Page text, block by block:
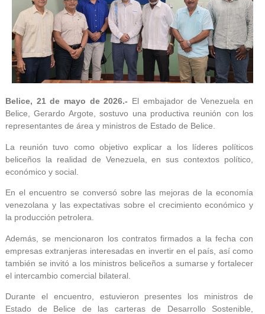
Belice, 21 de mayo de 2026.- El embajador de Venezuela en
Belice, Gerardo Argote, sostuvo una productiva reunión con los
representantes de área y ministros de Estado de Belice.
La reunión tuvo como objetivo explicar a los líderes políticos
beliceños la realidad de Venezuela, en sus contextos político,
económico y social.
En el encuentro se conversó sobre las mejoras de la economía
venezolana y las expectativas sobre el crecimiento económico y
la producción petrolera.
Además, se mencionaron los contratos firmados a la fecha con
empresas extranjeras interesadas en invertir en el país, así como
también se invitó a los ministros beliceños a sumarse y fortalecer
el intercambio comercial bilateral.
Durante el encuentro, estuvieron presentes los ministros de
Estado de Belice de las carteras de Desarrollo Sostenible,